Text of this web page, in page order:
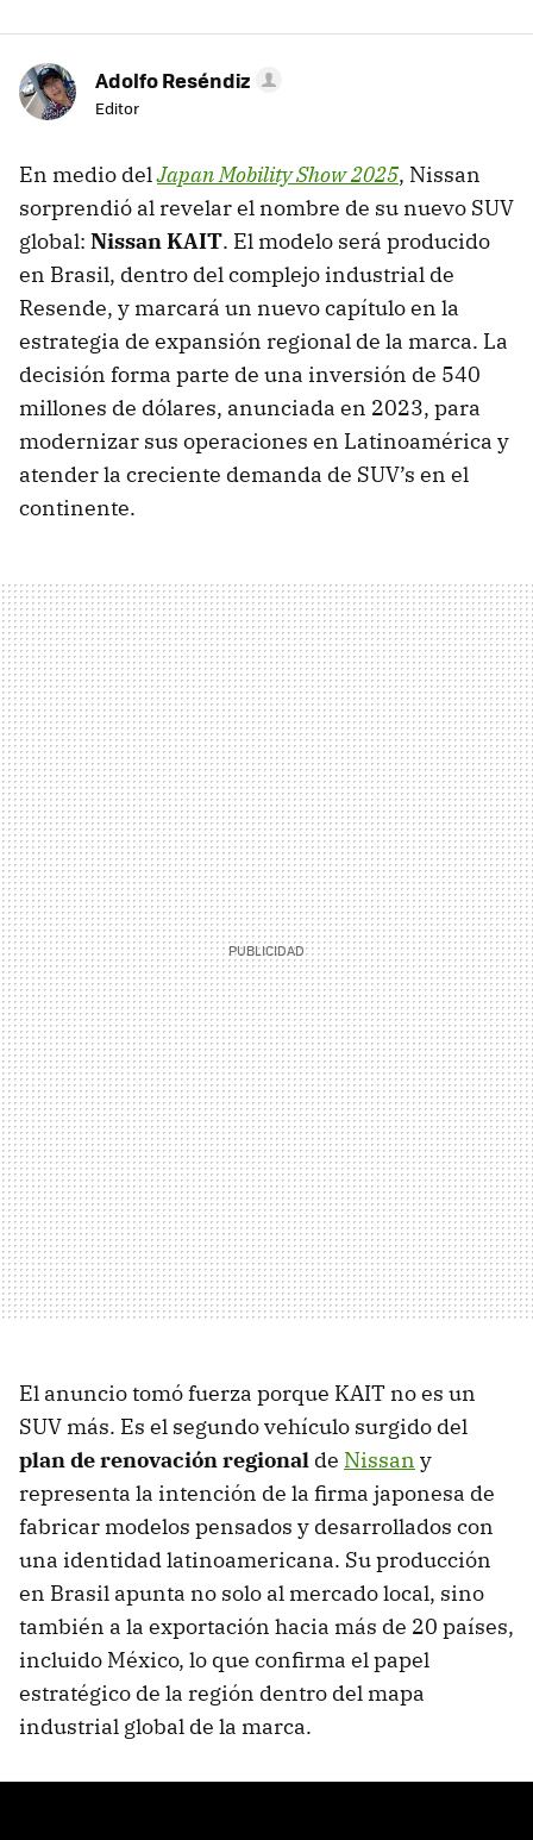
Adolfo Reséndiz
Editor
En medio delJapan Mobility Show 2025, Nissan
sorprendió al revelar el nombre de su nuevo SUV
global: Nissan KAIT. El modelo será producido
en Brasil, dentro del complejo industrial de
Resende, y marcará un nuevo capítulo en la
estrategia de expansión regional de la marca. La
decisión forma parte de una inversión de 540
millones de dólares, anunciada en 2023, para
modernizar sus operaciones en Latinoamérica y
atender la creciente demanda de SUV’s en el
continente.
El anuncio tomó fuerza porque KAIT no es un
SUV más. Es el segundo vehículo surgido del
plan de renovación regional de Nissan y
representa la intención de la firma japonesa de
fabricar modelos pensados y desarrollados con
una identidad latinoamericana. Su producción
en Brasil apunta no solo al mercado local, sino
también a la exportación hacia más de 20 países,
incluido México, lo que confirma el papel
estratégico de la región dentro del mapa
industrial global de la marca.